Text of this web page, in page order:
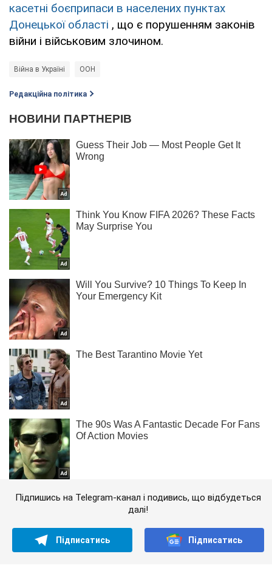
касетні боєприпаси в населених пунктах
Донецької області , що є порушенням законів
війни і військовим злочином.
Війна в Україні ООН
Редакційна політика
Підпишись на Telegram-канал і подивись, що відбудеться
далі!
Підписатись Підписатись